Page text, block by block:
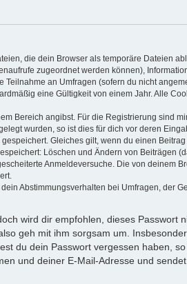
die dein Browser als temporäre Dateien
zugeordnet werden können),
an Umfragen (sofern du nicht
eine Gültigkeit von einem Jahr. Alle
Bereich angibst. Für die Registrierung sind
wurden, so ist dies für dich vor deren
Gleiches gilt, wenn du einen
Löschen und Ändern von Beiträgen
Anmeldeversuche. Die von deinem
Abstimmungsverhalten bei Umfragen, der
wird dir empfohlen, dieses Passwort
geh mit ihm sorgsam um.
du dein Passwort vergessen haben,
und deiner E-Mail-Adresse und